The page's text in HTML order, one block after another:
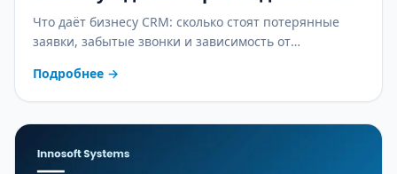
неё
Что даёт бизнесу CRM: сколько стоят потерянные
заявки, забытые звонки и зависимость от
Подробнее →